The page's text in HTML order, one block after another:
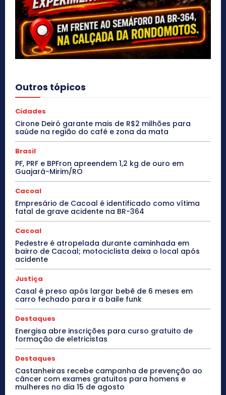
Outros tópicos
Cidades
Cirone Deiró garante mais de R$2 milhões para
saúde na região do café e zona da mata
Brasil
PF, PRF e BPFron apreendem 1,2 kg de ouro em
Guajará-Mirim/RO
Cacoal
Empresário de Cacoal é identificado como vítima
fatal de grave acidente na BR-364
Cacoal
Pedestre é atropelada durante caminhada em
bairro de Cacoal; motociclista deixa o local após
acidente
Justiça
Casal é preso após largar bebê de 6 meses em
carro fechado para ir a baile funk
Destaques
Energisa abre inscrições para curso gratuito de
formação de eletricistas
Destaques
Castanheiras recebe campanha de prevenção ao
câncer com exames gratuitos para homens e
mulheres no dia 15 de agosto